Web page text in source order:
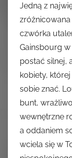
Jedną z
czwórka
Gainsbourg
postać silnej,
kobiety,
sobie znać.
bunt,
wewnętrzne
a oddaniem
wciela się w